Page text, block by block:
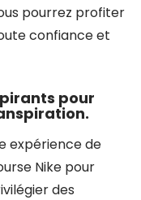
pourrez profiter
confiance et
pour
expérience de
Nike pour
des